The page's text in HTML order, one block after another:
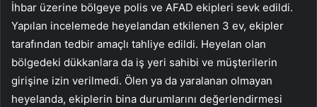
İhbar üzerine bölgeye polis ve AFAD ekipleri sevk edildi.
Yapılan incelemede heyelandan etkilenen 3 ev, ekipler
tarafından tedbir amaçlı tahliye edildi. Heyelan olan
bölgedeki dükkanlara da iş yeri sahibi ve müşterilerin
girişine izin verilmedi. Ölen ya da yaralanan olmayan
heyelanda, ekiplerin bina durumlarını değerlendirmesi